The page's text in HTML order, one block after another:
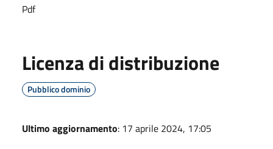
Pdf
Licenza di distribuzione
Pubblico dominio
Ultimo aggiornamento: 17 aprile 2024, 17:05